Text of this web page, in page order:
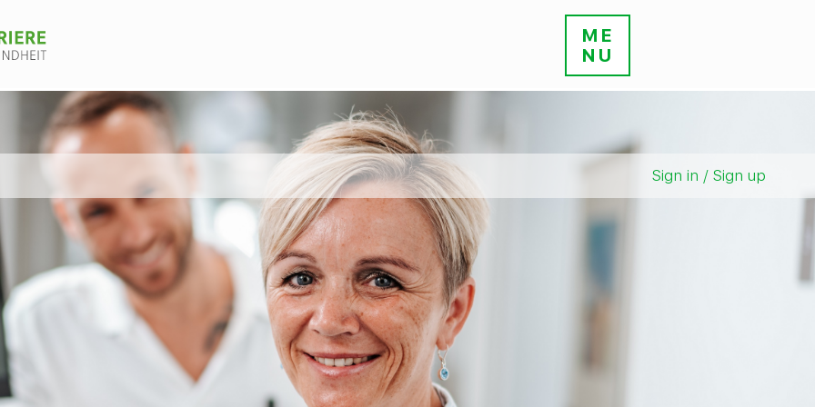
ME
NU
Sign in / Sign up